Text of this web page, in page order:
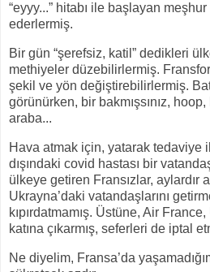
“eyyy...” hitabı ile başlayan meşhur
ederlermiş.
Bir gün “şerefsiz, katil” dedikleri
methiyeler düzebilirlermiş.
şekil ve yön değiştirebilirlermiş.
görünürken, bir bakmışsınız,
araba...
Hava atmak için, yatarak tedaviye
dışındaki covid hastası bir
ülkeye getiren Fransızlar, aylardır
Ukrayna’daki vatandaşlarını
kıpırdatmamış. Üstüne, Air
katına çıkarmış, seferleri de iptal
Ne diyelim, Fransa’da